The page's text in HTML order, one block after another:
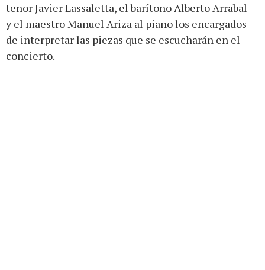
tenor Javier Lassaletta, el barítono Alberto Arrabal
y el maestro Manuel Ariza al piano los encargados
de interpretar las piezas que se escucharán en el
concierto.